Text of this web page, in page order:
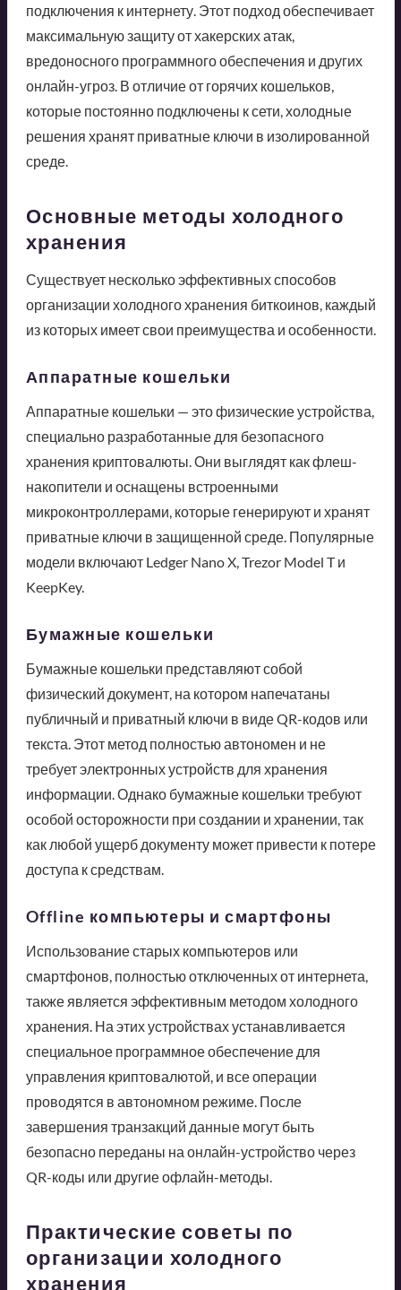
подключения к интернету. Этот подход обеспечивает
максимальную защиту от хакерских атак,
вредоносного программного обеспечения и других
онлайн-угроз. В отличие от горячих кошельков,
которые постоянно подключены к сети, холодные
решения хранят приватные ключи в изолированной
среде.
Основные методы холодного
хранения
Существует несколько эффективных способов
организации холодного хранения биткоинов, каждый
из которых имеет свои преимущества и особенности.
Аппаратные кошельки
Аппаратные кошельки — это физические устройства,
специально разработанные для безопасного
хранения криптовалюты. Они выглядят как флеш-
накопители и оснащены встроенными
микроконтроллерами, которые генерируют и хранят
приватные ключи в защищенной среде. Популярные
модели включают Ledger Nano X, Trezor Model T и
KeepKey.
Бумажные кошельки
Бумажные кошельки представляют собой
физический документ, на котором напечатаны
публичный и приватный ключи в виде QR-кодов или
текста. Этот метод полностью автономен и не
требует электронных устройств для хранения
информации. Однако бумажные кошельки требуют
особой осторожности при создании и хранении, так
как любой ущерб документу может привести к потере
доступа к средствам.
Offline компьютеры и смартфоны
Использование старых компьютеров или
смартфонов, полностью отключенных от интернета,
также является эффективным методом холодного
хранения. На этих устройствах устанавливается
специальное программное обеспечение для
управления криптовалютой, и все операции
проводятся в автономном режиме. После
завершения транзакций данные могут быть
безопасно переданы на онлайн-устройство через
QR-коды или другие офлайн-методы.
Практические советы по
организации холодного
хранения